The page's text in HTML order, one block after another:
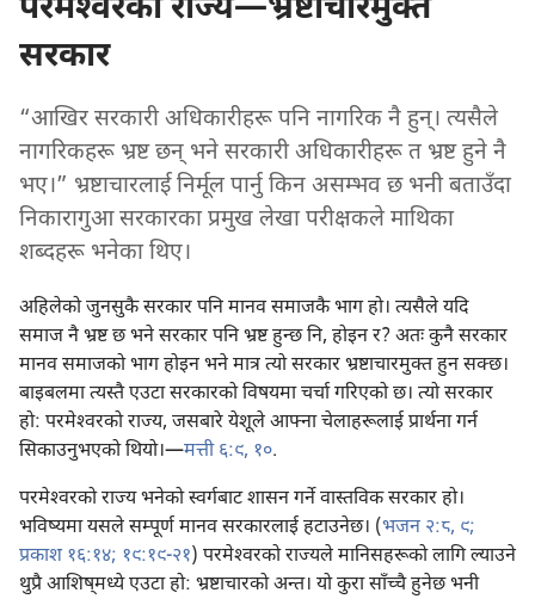
परमेश्‍वरको राज्य—भ्रष्टाचारमुक्‍त
सरकार
“आखिर सरकारी अधिकारीहरू पनि नागरिक नै हुन्‌। त्यसैले
नागरिकहरू भ्रष्ट छन्‌ भने सरकारी अधिकारीहरू त भ्रष्ट हुने नै
भए।” भ्रष्टाचारलाई निर्मूल पार्नु किन असम्भव छ भनी बताउँदा
निकारागुआ सरकारका प्रमुख लेखा परीक्षकले माथिका
शब्दहरू भनेका थिए।
अहिलेको जुनसुकै सरकार पनि मानव समाजकै भाग हो। त्यसैले यदि
समाज नै भ्रष्ट छ भने सरकार पनि भ्रष्ट हुन्छ नि, होइन र? अतः कुनै सरकार
मानव समाजको भाग होइन भने मात्र त्यो सरकार भ्रष्टाचारमुक्‍त हुन सक्छ।
बाइबलमा त्यस्तै एउटा सरकारको विषयमा चर्चा गरिएको छ। त्यो सरकार
हो: परमेश्‍वरको राज्य, जसबारे येशूले आफ्ना चेलाहरूलाई प्रार्थना गर्न
सिकाउनुभएको थियो।—मत्ती ६:९, १०.
परमेश्‍वरको राज्य भनेको स्वर्गबाट शासन गर्ने वास्तविक सरकार हो।
भविष्यमा यसले सम्पूर्ण मानव सरकारलाई हटाउनेछ। (भजन २:८, ९;
प्रकाश १६:१४; १९:१९-२१) परमेश्‍वरको राज्यले मानिसहरूको लागि ल्याउने
थुप्रै आशिष्‌मध्ये एउटा हो: भ्रष्टाचारको अन्त। यो कुरा साँच्चै हुनेछ भनी